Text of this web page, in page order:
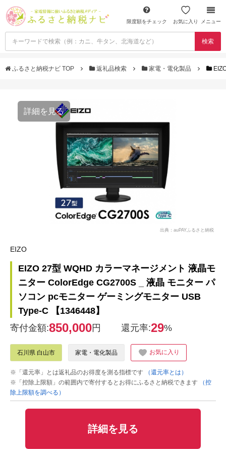
限度額をチェック お気に入り メニュー
検索
ふるさと納税ナビ TOP 返礼品検索 家電・電化製品
詳細を見る
出典：auPAYふるさと納税
EIZO
EIZO 27型 WQHD カラーマネージメント 液晶モ
ニター ColorEdge CG2700S _ 液晶 モニター パ
ソコン pcモニター ゲーミングモニター USB
Type-C 【1346448】
寄付金額:850,000円 還元率:29%
石川県 白山市 家電・電化製品 お気に入り
※「還元率」とは返礼品のお得度を測る指標です
（還元率とは）
※「控除上限額」の範囲内で寄付するとお得にふるさと納税できます
（控
除上限額を調べる）
詳細を見る